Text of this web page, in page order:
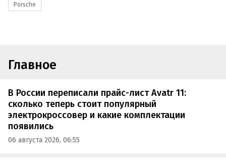
Porsche
Главное
В России переписали прайс-лист Avatr 11:
сколько теперь стоит популярный
электрокроссовер и какие комплектации
появились
06 августа 2026, 06:55